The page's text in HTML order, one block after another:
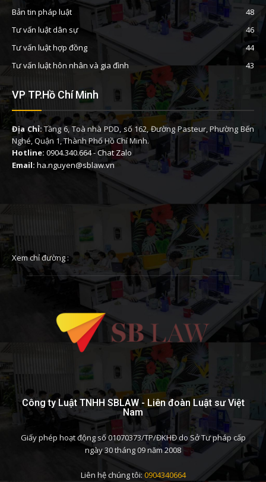
Bản tin pháp luật
48
Tư vấn luật dân sự
46
Tư vấn luật hợp đồng
44
Tư vấn luật hôn nhân và gia đình
43
VP TP.Hồ Chí Minh
Địa Chỉ:Tầng 6, Toà nhà PDD, số 162, Đường Pasteur, Phường Bến
Nghé, Quận 1, Thành Phố Hồ Chí Minh.
Hotline: 0904.340.664-Chat Zalo
Email: ha.nguyen@sblaw.vn
Xem chỉ đường :
Công ty Luật TNHH SBLAW - Liên đoàn Luật sư Việt
Nam
Giấy phép hoạt động số 01070373/TP/ĐKHĐ do Sở Tư pháp cấp
ngày 30 tháng 09 năm 2008
Liên hệ chúng tôi: 0904340664